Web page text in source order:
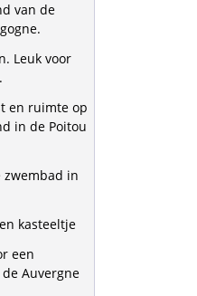
van de
Leuk voor
en ruimte op
in de Poitou
in
kasteeltje
een
Auvergne